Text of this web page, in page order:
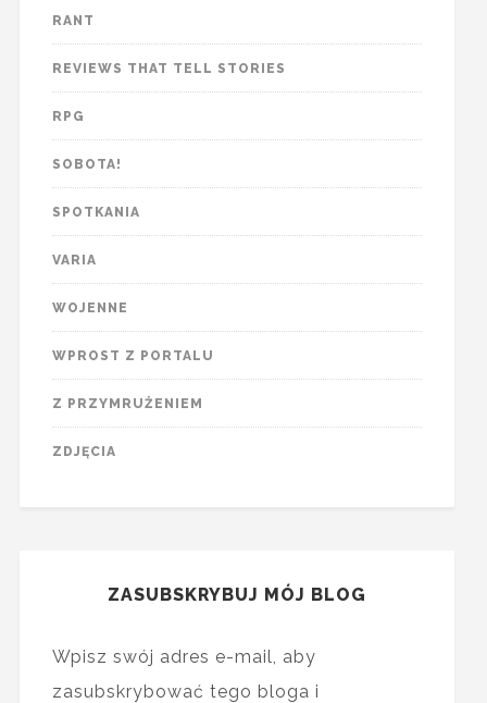
RANT
REVIEWS THAT TELL STORIES
RPG
SOBOTA!
SPOTKANIA
VARIA
WOJENNE
WPROST Z PORTALU
Z PRZYMRUŻENIEM
ZDJĘCIA
ZASUBSKRYBUJ MÓJ BLOG
Wpisz swój adres e-mail, aby
zasubskrybować tego bloga i